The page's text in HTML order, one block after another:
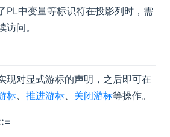
PL中变量等标识符在投影列时，需
问。
现对显式游标的声明，之后即可在
标 推进游标 关闭游标等操作。